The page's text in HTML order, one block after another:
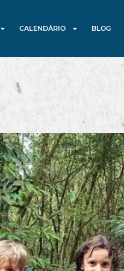
CALENDÁRIO BLOG